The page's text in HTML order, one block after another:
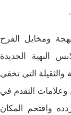
ومخايل الفرح
البهية الجديدة
والثقيلة التي تخفي
التقدم في
واقتحم المكان